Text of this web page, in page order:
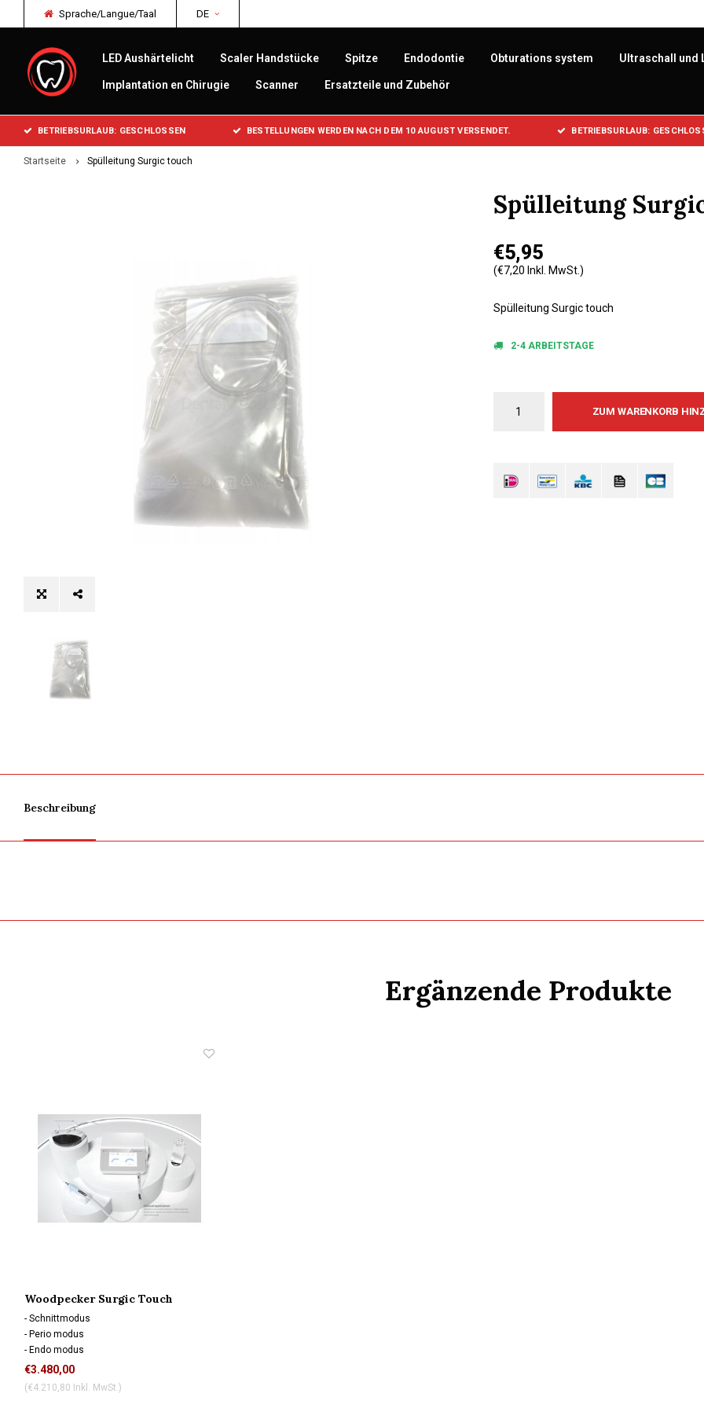
Sprache/Langue/Taal DE
LED Aushärtelicht Scaler Handstücke Spitze Endodontie Obturations system Ultraschall und
Implantation en Chirugie Scanner Ersatzteile und Zubehör
BETRIEBSURLAUB: GESCHLOSSEN BESTELLUNGEN WERDEN NACH DEM 10 AUGUST VERSENDET. BETRIEBSURLAUB:
Startseite Spülleitung Surgic touch
Spülleitung
€5,95
(€7,20 Inkl. MwSt.)
Spülleitung Surgic touch
2-4 ARBEITSTAGE
ZUM WARENKORB
Beschreibung
Ergänzende Produkte
Woodpecker Surgic Touch
- Schnittmodus
- Perio modus
- Endo modus
- Selbstreinigungsmodus
€3.480,00
(€4.210,80 Inkl. MwSt.)